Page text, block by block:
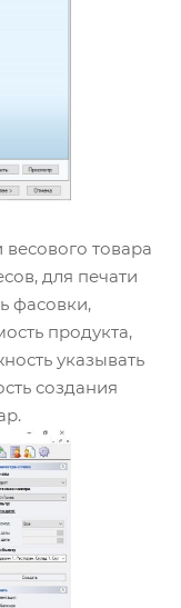
товара
для печати
фасовки,
продукта,
указывать
создания